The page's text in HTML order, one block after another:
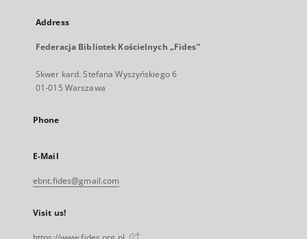
Address
Federacja Bibliotek Kościelnych „Fides”
Skwer kard. Stefana Wyszyńskiego 6
01-015 Warszawa
Phone
E-Mail
ebnt.fides@gmail.com
Visit us!